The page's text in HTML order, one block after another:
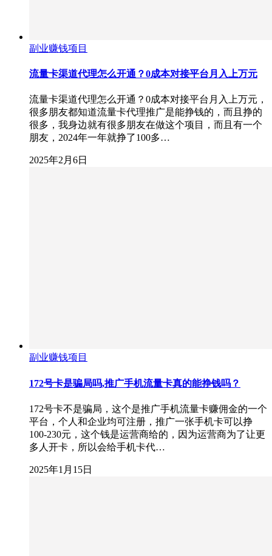
副业赚钱项目
流量卡渠道代理怎么开通？0成本对接平台月入上万元
流量卡渠道代理怎么开通？0成本对接平台月入上万元，
很多朋友都知道流量卡代理推广是能挣钱的，而且挣的
很多，我身边就有很多朋友在做这个项目，而且有一个
朋友，2024年一年就挣了100多…
2025年2月6日
副业赚钱项目
172号卡是骗局吗,推广手机流量卡真的能挣钱吗？
172号卡不是骗局，这个是推广手机流量卡赚佣金的一个
平台，个人和企业均可注册，推广一张手机卡可以挣
100-230元，这个钱是运营商给的，因为运营商为了让更
多人开卡，所以会给手机卡代…
2025年1月15日